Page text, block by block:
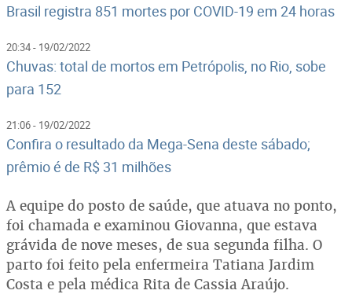
Brasil registra 851 mortes por COVID-19 em 24 horas
20:34 - 19/02/2022
Chuvas: total de mortos em Petrópolis, no Rio, sobe
para 152
21:06 - 19/02/2022
Confira o resultado da Mega-Sena deste sábado;
prêmio é de R$ 31 milhões
A equipe do posto de saúde, que atuava no ponto,
foi chamada e examinou Giovanna, que estava
grávida de nove meses, de sua segunda filha. O
parto foi feito pela enfermeira Tatiana Jardim
Costa e pela médica Rita de Cassia Araújo.